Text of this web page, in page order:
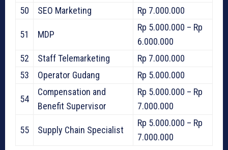
50
SEO Marketing Rp 7.000.000
51 MDP
Rp 5.000.000 – Rp
6.000.000
52
Staff Telemarketing
Rp 7.000.000
53
Operator Gudang Rp 5.000.000
54
Compensation and
Benefit Supervisor
Rp 5.000.000 – Rp
7.000.000
55 Supply Chain Specialist
Rp 5.000.000 – Rp
7.000.000